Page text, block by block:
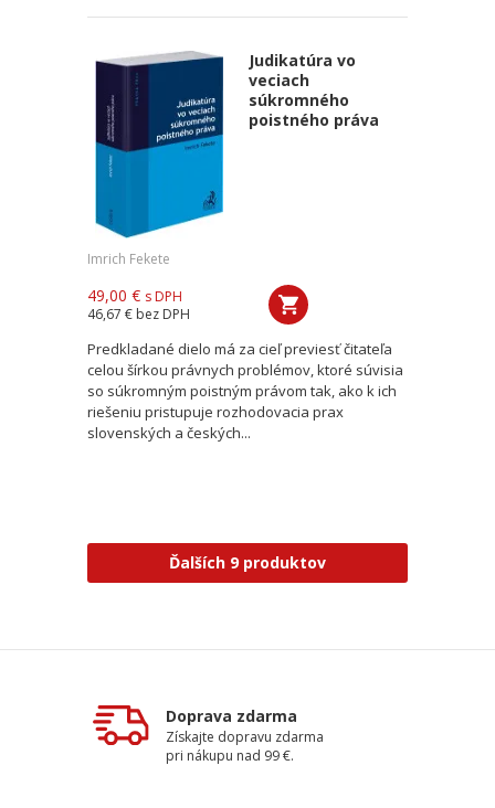
Judikatúra vo
veciach
súkromného
poistného práva
Imrich Fekete
49,00 € s DPH
46,67 € bez DPH
Predkladané dielo má za cieľ previesť čitateľa
celou šírkou právnych problémov, ktoré súvisia
so súkromným poistným právom tak, ako k ich
riešeniu pristupuje rozhodovacia prax
slovenských a českých...
Ďalších 9 produktov
Doprava zdarma
Získajte dopravu zdarma
pri nákupu nad 99 €.